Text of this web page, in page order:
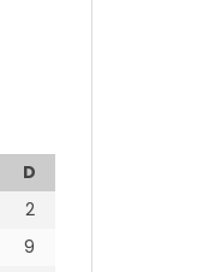
D
2
9